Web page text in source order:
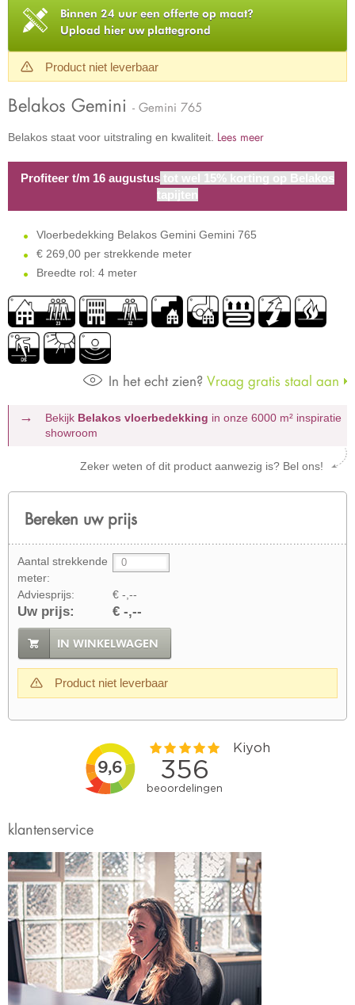
Binnen 24 uur een offerte op maat?
Upload hier uw plattegrond
Product niet leverbaar
Belakos Gemini - Gemini 765
Belakos staat voor uitstraling en kwaliteit. Lees meer
Profiteer t/m 16 augustus tot wel 15% korting op Belakos
tapijten
Vloerbedekking Belakos Gemini Gemini 765
€ 269,00 per strekkende meter
Breedte rol: 4 meter
In het echt zien? Vraag gratis staal aan
Bekijk Belakos vloerbedekking in onze 6000 m² inspiratie
showroom
Zeker weten of dit product aanwezig is? Bel ons!
Bereken uw prijs
Aantal strekkende
meter:
Adviesprijs:
€ -,--
Uw prijs: € -,--
IN WINKELWAGEN
Product niet leverbaar
klantenservice